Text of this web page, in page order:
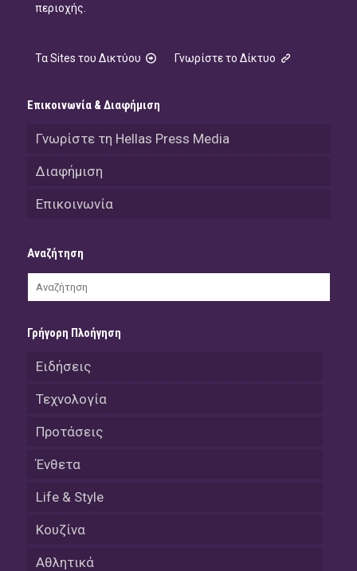
περιοχής.
Τα Sites του Δικτύου Γνωρίστε το Δίκτυο
Επικοινωνία & Διαφήμιση
Γνωρίστε τη Hellas Press Media
Διαφήμιση
Επικοινωνία
Αναζήτηση
Γρήγορη Πλοήγηση
Ειδήσεις
Τεχνολογία
Προτάσεις
Ένθετα
Life & Style
Κουζίνα
Αθλητικά